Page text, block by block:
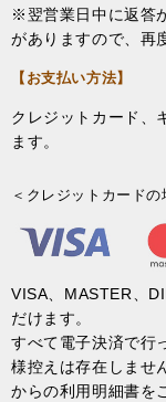
※翌営業日中に返答
がありますので、再
【お支払い方法】
クレジットカード、
ます。
＜クレジットカードの
VISA、MASTER、
だけます。
すべて電子決済で行
様控えは存在しませ
からの利用明細書を